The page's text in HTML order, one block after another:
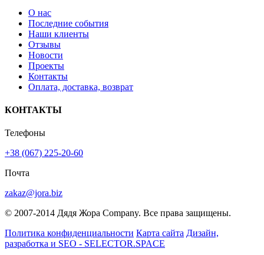
О нас
Последние события
Наши клиенты
Отзывы
Новости
Проекты
Контакты
Оплата, доставка, возврат
КОНТАКТЫ
Телефоны
+38 (067) 225-20-60
Почта
zakaz@jora.biz
© 2007-2014 Дядя Жора Company. Все права защищены.
Политика конфиденциальности Карта сайта Дизайн,
разработка и SEO - SELECTOR.SPACE